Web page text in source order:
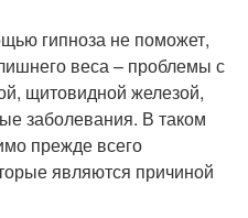
гипноза не поможет,
веса – проблемы с
щитовидной железой,
заболевания. В таком
прежде всего
являются причиной